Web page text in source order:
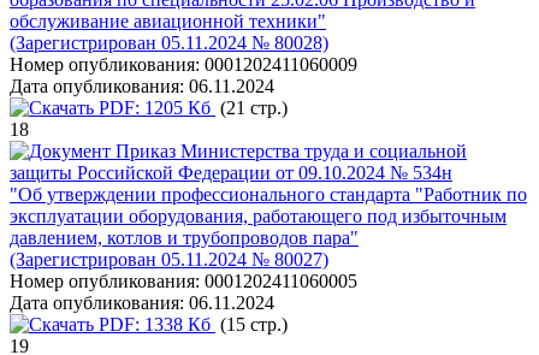
обслуживание авиационной техники"
(Зарегистрирован 05.11.2024 № 80028)
Номер опубликования: 0001202411060009
Дата опубликования: 06.11.2024
PDF: 1205 Кб (21 стр.)
18
Приказ Министерства труда и социальной
защиты Российской Федерации от 09.10.2024 № 534н
"Об утверждении профессионального стандарта "Работник по
эксплуатации оборудования, работающего под избыточным
давлением, котлов и трубопроводов пара"
(Зарегистрирован 05.11.2024 № 80027)
Номер опубликования: 0001202411060005
Дата опубликования: 06.11.2024
PDF: 1338 Кб (15 стр.)
19